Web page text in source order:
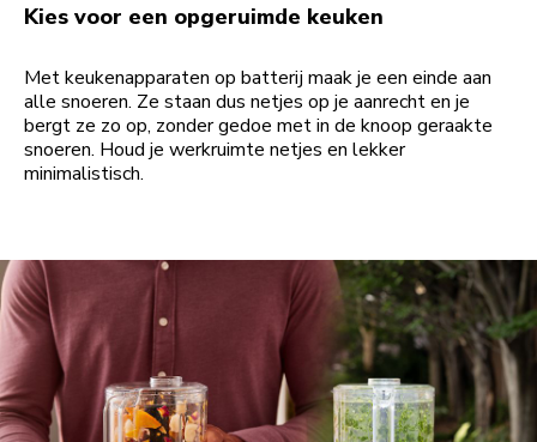
Kies voor een opgeruimde keuken
Met keukenapparaten op batterij maak je een einde aan
alle snoeren. Ze staan dus netjes op je aanrecht en je
bergt ze zo op, zonder gedoe met in de knoop geraakte
snoeren. Houd je werkruimte netjes en lekker
minimalistisch.